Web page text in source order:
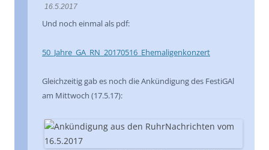
16.5.2017
Und noch einmal als pdf:
50_Jahre_GA_RN_20170516_Ehemaligenkonzert
Gleichzeitig gab es noch die Ankündigung des FestiGAl
am Mittwoch (17.5.17):